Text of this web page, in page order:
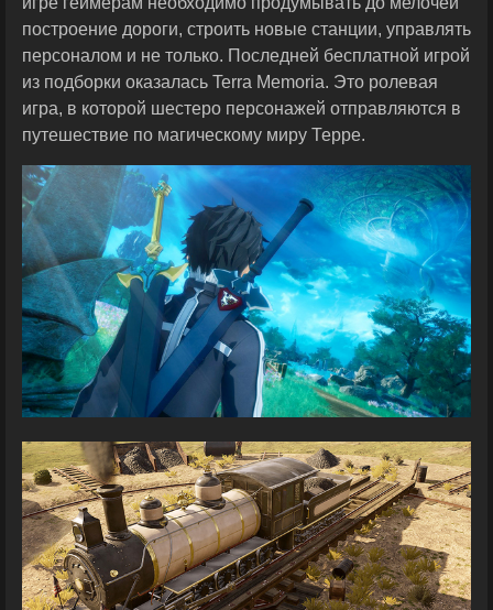
построение дороги, строить новые станции, управлять
персоналом и не только. Последней бесплатной игрой
из подборки оказалась Terra Memoria. Это ролевая
игра, в которой шестеро персонажей отправляются в
путешествие по магическому миру Терре.